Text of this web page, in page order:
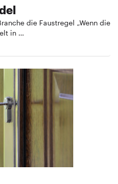
die Faustregel „Wenn die
in …